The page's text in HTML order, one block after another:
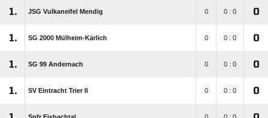
1. JSG Vulkaneifel Mendig 0 0 : 0 0
1. SG 2000 Mülheim-Kärlich 0 0 : 0 0
1. SG 99 Andernach 0 0 : 0 0
1. SV Eintracht Trier II 0 0 : 0 0